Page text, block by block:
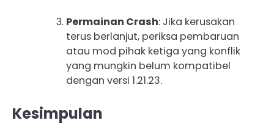
Permainan Crash: Jika kerusakan
terus berlanjut, periksa pembaruan
atau mod pihak ketiga yang konflik
yang mungkin belum kompatibel
dengan versi 1.21.23.
Kesimpulan